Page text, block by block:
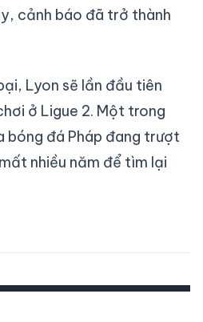
cảnh báo đã trở thành
Lyon sẽ lần đầu tiên
ở Ligue 2. Một trong
bóng đá Pháp đang trượt
nhiều năm để tìm lại